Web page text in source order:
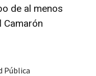
de al menos
Camarón
Pública